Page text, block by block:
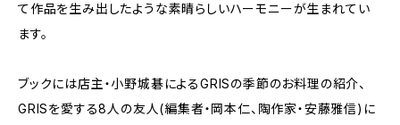
て作品を生み出したような素晴らしいハーモニーが生まれてい
ます。
ブックには店主・小野城碁によるGRISの季節のお料理の紹介、
GRISを愛する8人の友人(編集者・岡本仁、陶作家・安藤雅信)に